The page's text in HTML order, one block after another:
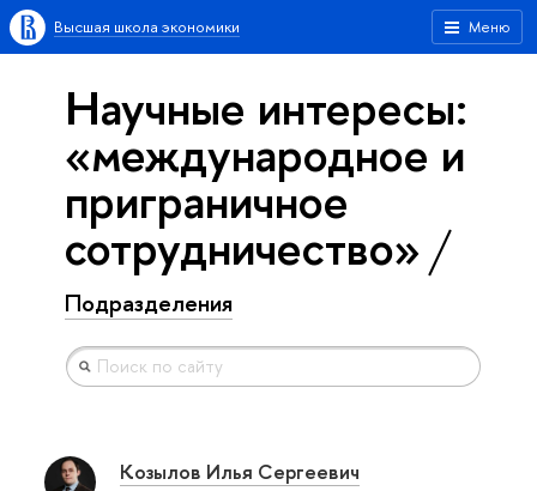
Меню
Высшая школа экономики
Научные интересы:
«международное и
приграничное
сотрудничество»
Подразделения
Козылов Илья Сергеевич